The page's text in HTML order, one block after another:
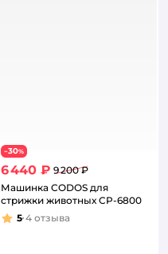
−30%
6 440 ₽ 9 200 ₽
Машинка CODOS для
стрижки животных CP-6800
Рейтинг:
5 4 отзыва